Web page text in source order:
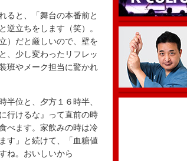
ると、「舞台の本番前と
立ちをします（笑）。
）だと厳しいので、壁を
、少し変わったリフレッ
班やメーク担当に驚かれ
位と、夕方１６時半、
行けるな』って直前の時
べます。家飲みの時は冷
す」と続けて、「血糖値
ね。おいしいから